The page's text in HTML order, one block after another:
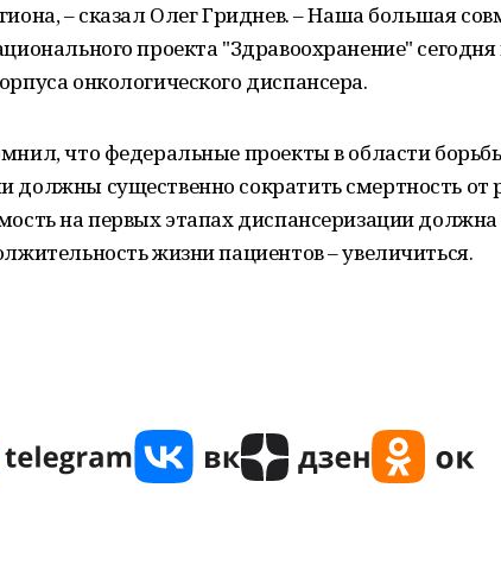
– сказал Олег Гриднев. – Наша большая
проекта "Здравоохранение"
онкологического диспансера.
что федеральные проекты в области
должны существенно сократить смертность от
на первых этапах диспансеризации
жизни пациентов – увеличиться.